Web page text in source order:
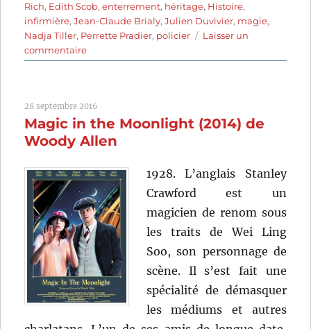
Rich, Edith Scob,enterrement, héritage, Histoire,
infirmière,Jean-Claude Brialy,Julien Duvivier, magie,
Nadja Tiller, Perrette Pradier, policier
Laisser un
commentairesur
La
(1962)
de
Julien
28 septembre 2016
Magic in the Moonlight (2014) de
Woody Allen
1928. L’anglais Stanley
Crawford est un
magicien de renom sous
les traits de Wei Ling
Soo, son personnage de
scène. Il s’est fait une
spécialité de démasquer
les médiums et autres